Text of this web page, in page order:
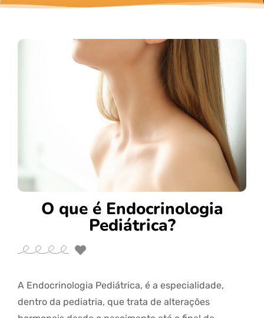
O que é Endocrinologia
Pediátrica?
A Endocrinologia Pediátrica, é a especialidade,
dentro da pediatria, que trata de alterações